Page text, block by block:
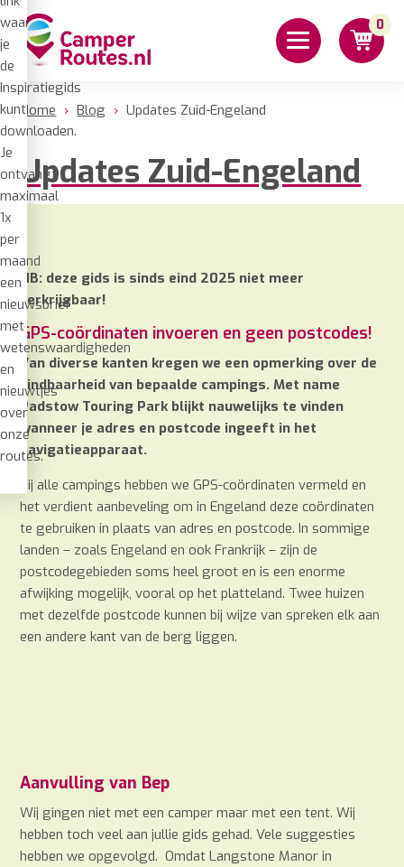
waar
je
de
Inspiratiegids
kunt
downloaden.
Je
ontvangt
maximaal
1x
per
maand
een
nieuwsbrief
met
wetenswaardigheden
en
nieuwtjes
over
onze
routes.
0
Home › Blog › Updates Zuid-Engeland
Updates Zuid-Engeland
NB: deze gids is sinds eind 2025 niet meer
verkrijgbaar!
GPS-coördinaten invoeren en geen postcodes!
Van diverse kanten kregen we een opmerking over de
vindbaarheid van bepaalde campings. Met name
Padstow Touring Park blijkt nauwelijks te vinden
wanneer je adres en postcode ingeeft in het
navigatieapparaat.
Bij alle campings hebben we GPS-coördinaten vermeld en
het verdient aanbeveling om in Engeland deze coördinaten
te gebruiken in plaats van adres en postcode. In sommige
landen – zoals Engeland en ook Frankrijk – zijn de
postcodegebieden soms heel groot en is een enorme
afwijking mogelijk, vooral op het platteland. Twee huizen
met dezelfde postcode kunnen bij wijze van spreken elk aan
een andere kant van de berg liggen.
Aanvulling van Bep
Wij gingen niet met een camper maar met een tent. Wij
hebben toch veel aan jullie gids gehad. Vele suggesties
hebben we opgevolgd. Omdat Langstone Manor in